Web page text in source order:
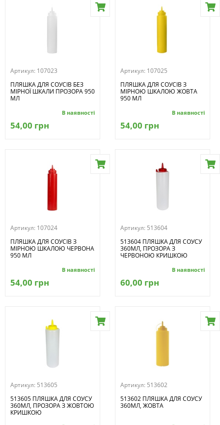
Артикул: 107023
ПЛЯШКА ДЛЯ СОУСІВ БЕЗ
МІРНОЇ ШКАЛИ ПРОЗОРА 950
МЛ
В наявності
54,00 грн
Артикул: 107025
ПЛЯШКА ДЛЯ СОУСІВ З
МІРНОЮ ШКАЛОЮ ЖОВТА
950 МЛ
В наявності
54,00 грн
Артикул: 107024
ПЛЯШКА ДЛЯ СОУСІВ З
МІРНОЮ ШКАЛОЮ ЧЕРВОНА
950 МЛ
В наявності
54,00 грн
Артикул: 513604
513604 ПЛЯШКА ДЛЯ СОУСУ
360МЛ, ПРОЗОРА З
ЧЕРВОНОЮ КРИШКОЮ
В наявності
60,00 грн
Артикул: 513605
513605 ПЛЯШКА ДЛЯ СОУСУ
360МЛ, ПРОЗОРА З ЖОВТОЮ
КРИШКОЮ
Артикул: 513602
513602 ПЛЯШКА ДЛЯ СОУСУ
360МЛ, ЖОВТА